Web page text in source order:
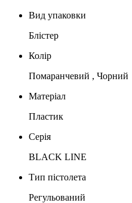
Вид упаковки
Блістер
Колір
Помаранчевий , Чорний
Матеріал
Пластик
Серія
BLACK LINE
Тип пістолета
Регульований